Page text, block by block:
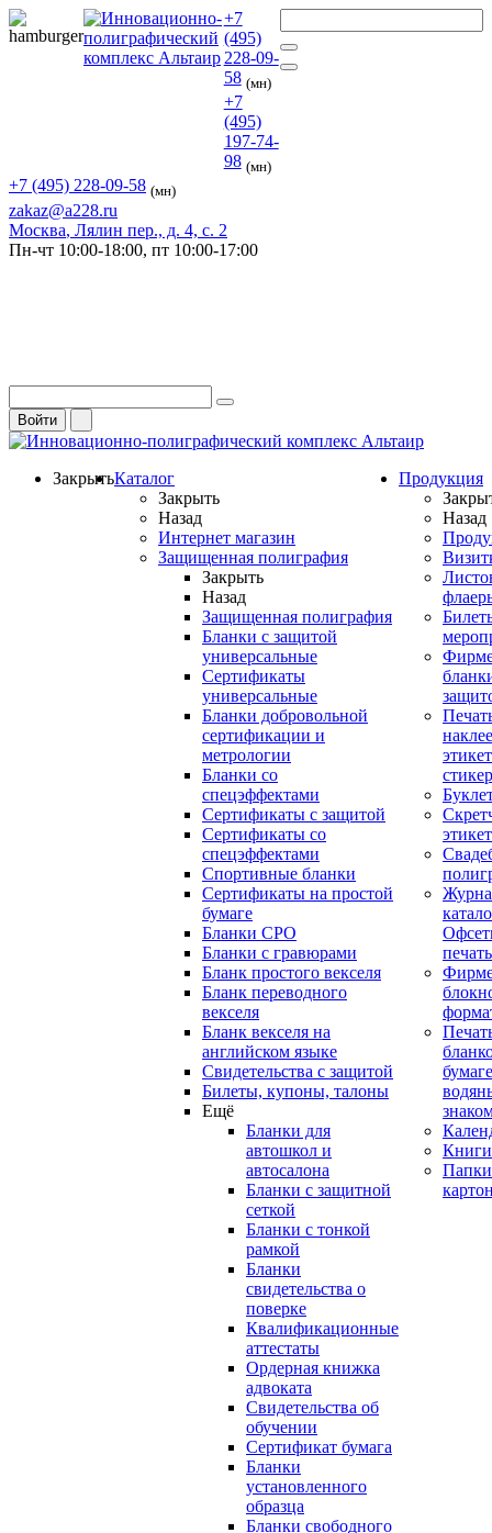
+7
(495)
228-09-
58 (мн)
+7
(495)
197-74-
98 (мн)
+7 (495) 228-09-58 (мн)
zakaz@a228.ru
Москва, Лялин пер., д. 4, с. 2
Пн-чт 10:00-18:00, пт 10:00-17:00
Войти
ЗакрытьКаталог
Закрыть
Назад
Интернет магазин
Защищенная полиграфия
Закрыть
Назад
Защищенная полиграфия
Бланки с защитой
универсальные
Сертификаты
универсальные
Бланки добровольной
сертификации и
метрологии
Бланки со
спецэффектами
Сертификаты с защитой
Сертификаты со
спецэффектами
Спортивные бланки
Cертификаты на простой
бумаге
Бланки СРО
Бланки с гравюрами
Бланк простого векселя
Бланк переводного
векселя
Бланк векселя на
английском языке
Свидетельства с защитой
Билеты, купоны, талоны
Ещё
Бланки для
автошкол и
автосалона
Бланки с защитной
сеткой
Бланки с тонкой
рамкой
Бланки
свидетельства о
поверке
Квалификационные
аттестаты
Ордерная книжка
адвоката
Свидетельства об
обучении
Сертификат бумага
Бланки
установленного
образца
Бланки свободного
Продукция
Назад
печать
Книги
Папки